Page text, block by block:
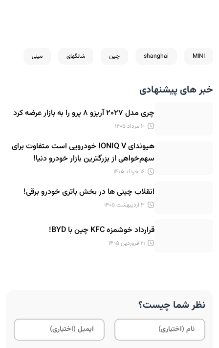
MINI
shanghai چین شانگهای مینی
خبر های پیشنهادی
چری مدل ۲۰۲۷ آریزو ۸ پرو را به بازار عرضه کرد
۱۰ مرداد ۱۴۰۵
هیوندای IONIQ V خودرویی است متفاوت برای
سهم‌خواهی از بزرگترین بازار خودرو دنیا!
۱۶ خرداد ۱۴۰۵
انقلاب چینی ها در بخش باتری خودرو برقی!
۳ اردیبهشت ۱۴۰۵
قرارداد خوشمزه KFC چین با BYD!
۲۱ فروردین ۱۴۰۵
نظر شما چیست؟